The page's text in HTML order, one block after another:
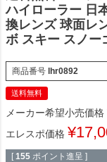
ハイローラー 日
換レンズ 球面レ
ボ スキー スノー
商品番号 lhr0892
送料無料
メーカー希望小売価格
エレスポ価格 ¥
[ 155 ポイント進呈 ]